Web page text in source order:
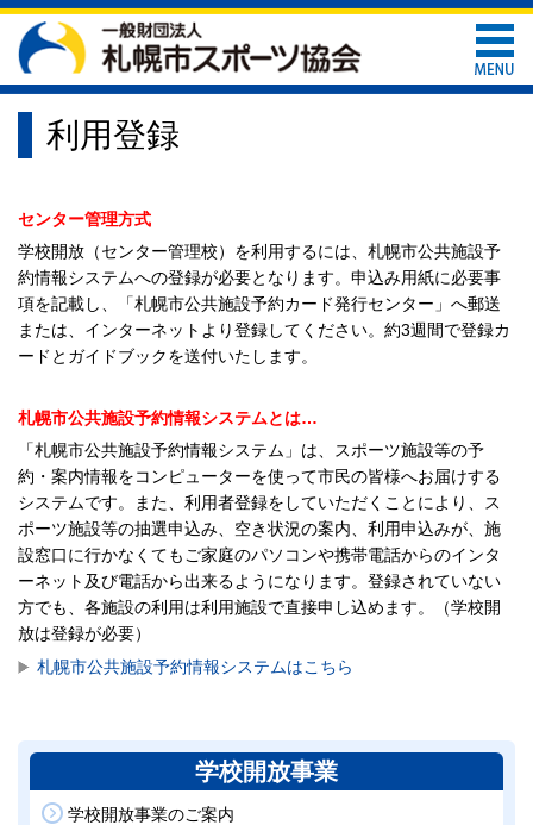
利用登録
センター管理方式
学校開放（センター管理校）を利用するには、札幌市公共施設予
約情報システムへの登録が必要となります。申込み用紙に必要事
項を記載し、「札幌市公共施設予約カード発行センター」へ郵送
または、インターネットより登録してください。約3週間で登録カ
ードとガイドブックを送付いたします。
札幌市公共施設予約情報システムとは…
「札幌市公共施設予約情報システム」は、スポーツ施設等の予
約・案内情報をコンピューターを使って市民の皆様へお届けする
システムです。また、利用者登録をしていただくことにより、ス
ポーツ施設等の抽選申込み、空き状況の案内、利用申込みが、施
設窓口に行かなくてもご家庭のパソコンや携帯電話からのインタ
ーネット及び電話から出来るようになります。登録されていない
方でも、各施設の利用は利用施設で直接申し込めます。（学校開
放は登録が必要）
札幌市公共施設予約情報システムはこちら
学校開放事業
学校開放事業のご案内